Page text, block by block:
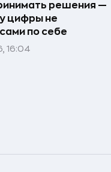
решения —
цифры не
по себе
16:04